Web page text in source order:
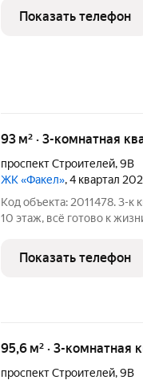
Показать телефон
93 м² · 3-комнатная
проспект Строителей,9В
ЖК «Факел», 4 квартал
Код объекта: 2011478. 3-
10 этаж, всё готово к жизни Просторная, светлая и
3-комнатную квартиру в
Показать телефон
95,6 м² · 3-комнатная
проспект Строителей,9В